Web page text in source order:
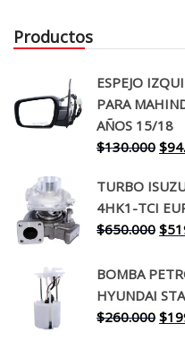
Productos
ESPEJO
PARA
AÑOS 15/18
$130.000 El
era:
$
TURBO
4HK1-TCI
$650.000 El
era:
$
BOMBA
HYUNDAI
$260.000 El
$